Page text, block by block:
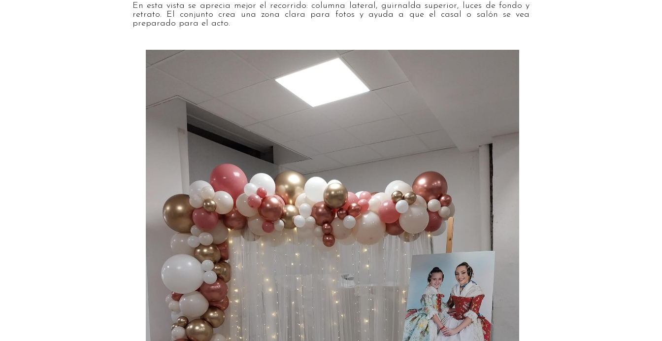
En esta vista se aprecia mejor el recorrido: columna lateral, guirnalda superior, luces de fondo y
retrato. El conjunto crea una zona clara para fotos y ayuda a que el casal o salón se vea
preparado para el acto.